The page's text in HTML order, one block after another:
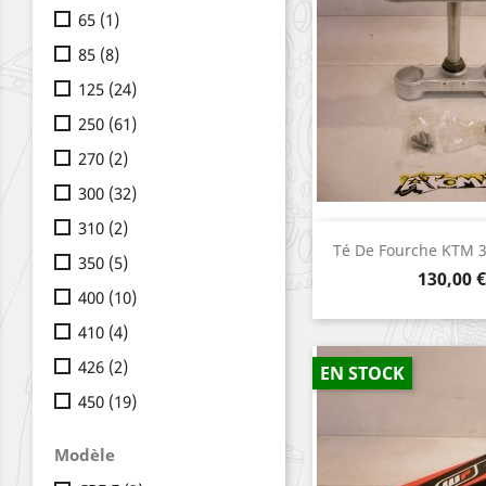
65 (1)
85 (8)
125 (24)
250 (61)
270 (2)
300 (32)
310 (2)
350 (5)
400 (10)
410 (4)
426 (2)
450 (19)
Modèle
Té De Fourche KTM
Prix
130,00 €
Aperçu
EN STOCK